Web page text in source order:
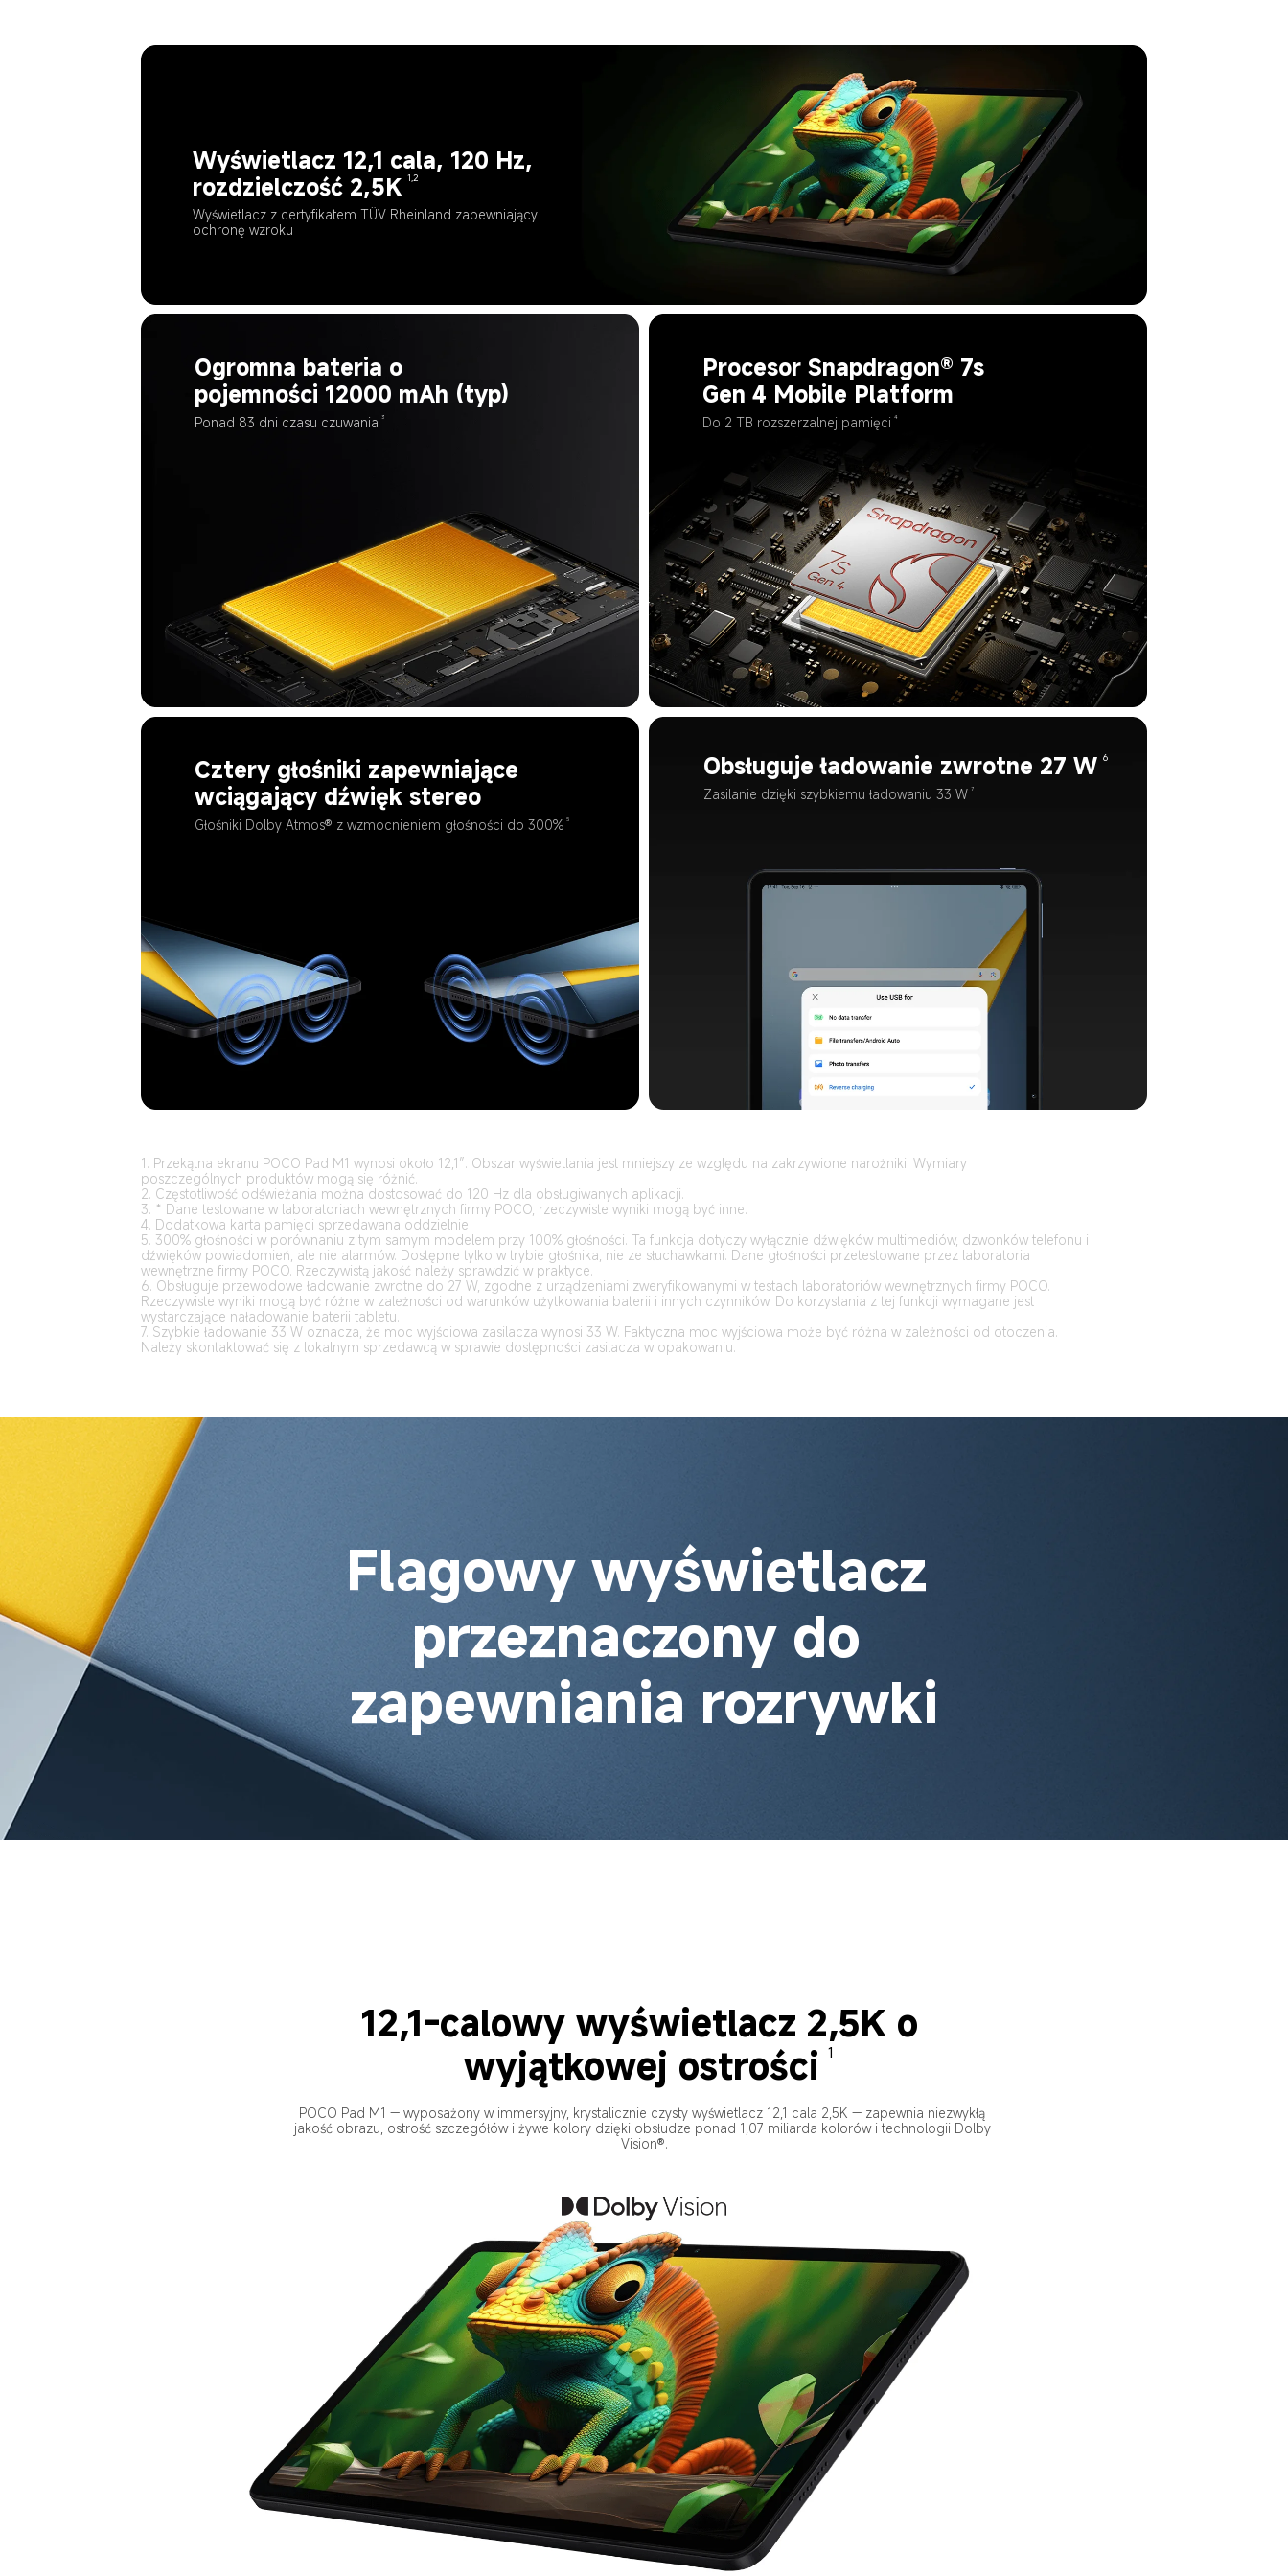
Wyświetlacz 12,1 cala, 120 Hz,
rozdzielczość 2,5K 1,2
Wyświetlacz z certyfikatem TÜV Rheinland zapewniający
ochronę wzroku
Ogromna bateria o
pojemności 12000 mAh (typ)
Ponad 83 dni czasu czuwania 3
Procesor Snapdragon® 7s
Gen 4 Mobile Platform
Do 2 TB rozszerzalnej pamięci 4
Cztery głośniki zapewniające
wciągający dźwięk stereo
Głośniki Dolby Atmos® z wzmocnieniem głośności do 300% 5
Obsługuje ładowanie zwrotne 27 W 6
Zasilanie dzięki szybkiemu ładowaniu 33 W 7
1. Przekątna ekranu POCO Pad M1 wynosi około 12,1″. Obszar wyświetlania jest mniejszy ze względu na zakrzywione narożniki. Wymiary
2. Częstotliwość odświeżania można dostosować do 120 Hz dla obsługiwanych aplikacji.
3. * Dane testowane w laboratoriach wewnętrznych firmy POCO, rzeczywiste wyniki mogą być inne.
4. Dodatkowa karta pamięci sprzedawana oddzielnie
5. 300% głośności w porównaniu z tym samym modelem przy 100% głośności. Ta funkcja dotyczy wyłącznie dźwięków multimediów, dzwonków telefonu i
dźwięków powiadomień, ale nie alarmów. Dostępne tylko w trybie głośnika, nie ze słuchawkami. Dane głośności przetestowane przez laboratoria
wewnętrzne firmy POCO. Rzeczywistą jakość należy sprawdzić w praktyce.
6. Obsługuje przewodowe ładowanie zwrotne do 27 W, zgodne z urządzeniami zweryfikowanymi w testach laboratoriów wewnętrznych firmy POCO.
Rzeczywiste wyniki mogą być różne w zależności od warunków użytkowania baterii i innych czynników. Do korzystania z tej funkcji wymagane jest
wystarczające naładowanie baterii tabletu.
7. Szybkie ładowanie 33 W oznacza, że moc wyjściowa zasilacza wynosi 33 W. Faktyczna moc wyjściowa może być różna w zależności od otoczenia.
Należy skontaktować się z lokalnym sprzedawcą w sprawie dostępności zasilacza w opakowaniu.
Flagowy wyświetlacz
przeznaczony do
zapewniania rozrywki
12,1-calowy wyświetlacz 2,5K o
wyjątkowej ostrości 1
POCO Pad M1 — wyposażony w immersyjny, krystalicznie czysty wyświetlacz 12,1 cala 2,5K — zapewnia niezwykłą
jakość obrazu, ostrość szczegółów i żywe kolory dzięki obsłudze ponad 1,07 miliarda kolorów i technologii Dolby
Vision®.